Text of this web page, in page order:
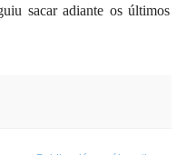
sacar adiante os últimos